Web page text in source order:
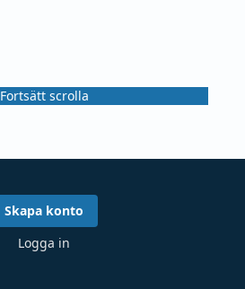
Fortsätt scrolla
Skapa konto
Logga in